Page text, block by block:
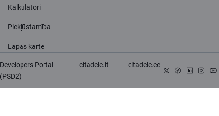
Kalkulatori
Piekļūstamība
Lapas karte
Developers Portal
(PSD2)
citadele.lt citadele.ee